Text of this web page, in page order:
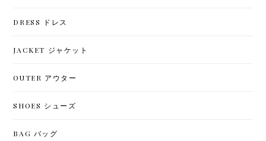
DRESS ドレス
JACKET ジャケット
OUTER アウター
SHOES シューズ
BAG バッグ